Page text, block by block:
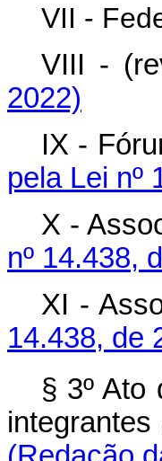
VII -
VIII -
2022)
IX -
pela Lei nº
X -
nº 14.438,
XI -
14.438, de
§ 3º Ato